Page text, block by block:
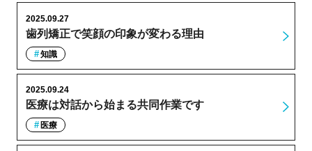
歯列矯正で笑顔の印象が変わる理由
2025.09.27
知識
医療は対話から始まる共同作業です
2025.09.24
医療